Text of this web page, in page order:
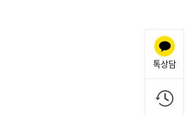
톡상담